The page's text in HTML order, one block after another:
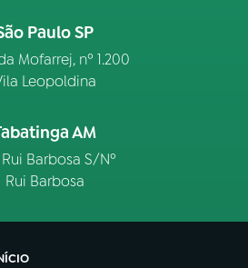
Paulo SP
Mofarrej, nº 1.200
Leopoldina
AM
Barbosa S/Nº
Rui Barbosa